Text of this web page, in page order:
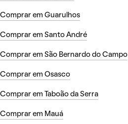
Comprar em Guarulhos
Comprar em Santo André
Comprar em São Bernardo do Campo
Comprar em Osasco
Comprar em Taboão da Serra
Comprar em Mauá